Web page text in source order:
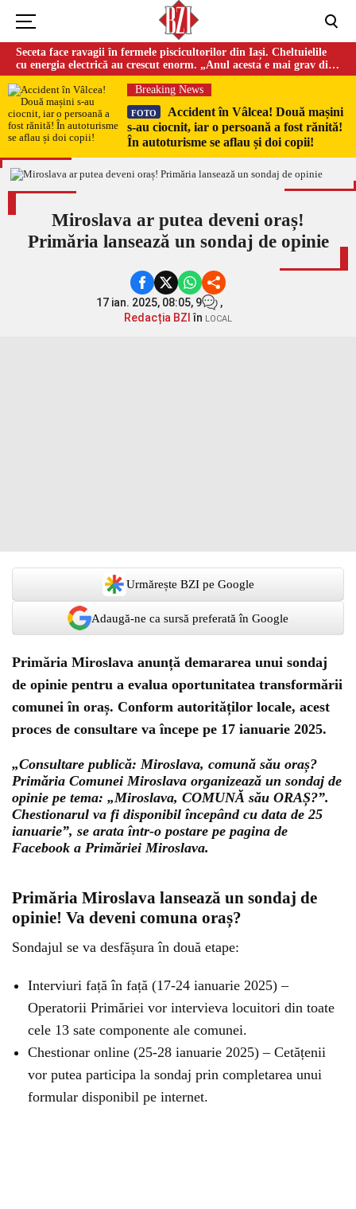
Seceta face ravagii în fermele piscicultorilor din Iași. Cheltuielile
cu energia electrică au crescut enorm. „Anul acesta e mai grav din
cauza temperaturilor foarte mari”
Breaking News
FOTO
Accident în Vâlcea! Două mașini
s-au ciocnit, iar o persoană a fost rănită!
În autoturisme se aflau și doi copii!
Miroslava ar putea deveni oraș!
Primăria lansează un sondaj de opinie
17 ian. 2025, 08:05, 9
,
Redacția BZI în LOCAL
Urmărește BZI pe Google
Adaugă-ne ca sursă preferată în Google
Primăria Miroslava anunță demararea unui sondaj
de opinie pentru a evalua oportunitatea transformării
comunei în oraș. Conform autorităților locale, acest
proces de consultare va începe pe 17 ianuarie 2025.
„Consultare publică: Miroslava, comună său oraș?
Primăria Comunei Miroslava organizează un sondaj de
opinie pe tema: „Miroslava, COMUNĂ său ORAȘ?”.
Chestionarul va fi disponibil începând cu data de 25
ianuarie”, se arata într-o postare pe pagina de
Facebook a Primăriei Miroslava.
Primăria Miroslava lansează un sondaj de
opinie! Va deveni comuna oraș?
Sondajul se va desfășura în două etape:
Interviuri față în față (17-24 ianuarie 2025) –
Operatorii Primăriei vor intervieva locuitori din toate
cele 13 sate componente ale comunei.
Chestionar online (25-28 ianuarie 2025) – Cetățenii
vor putea participa la sondaj prin completarea unui
formular disponibil pe internet.